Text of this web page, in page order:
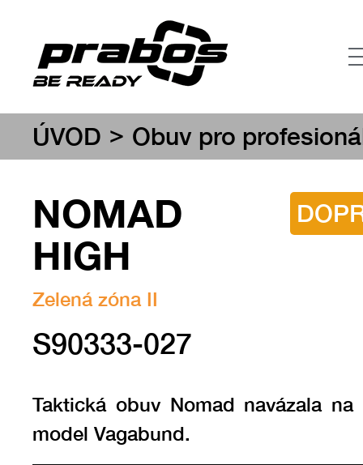
ÚVOD > Obuv pro
NOMAD
HIGH
Zelená zóna II
S90333-027
Taktická obuv Nomad navázala na
model Vagabund.